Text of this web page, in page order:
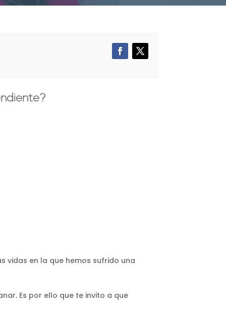
vidas en la que hemos sufrido una
Es por ello que te invito a que